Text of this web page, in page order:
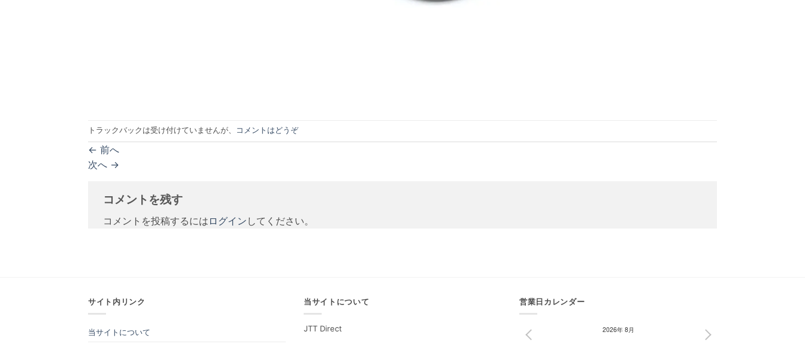
トラックバックは受け付けていませんが、 コメントはどうぞ
← 前へ
次へ →
コメントを残す
コメントを投稿するには ログイン してください。
サイト内リンク
当サイトについて
当サイトについて
JTT Direct
営業日カレンダー
2026年 8月